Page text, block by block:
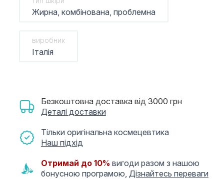
Жирна, комбінована, проблемна
виробник
Італія
Безкоштовна доставка від 3000 грн
Деталі доставки
Тільки оригінальна космецевтика
Наш підхід
Отримай до 10% вигоди разом з нашою
бонусною програмою, Дізнайтесь переваги